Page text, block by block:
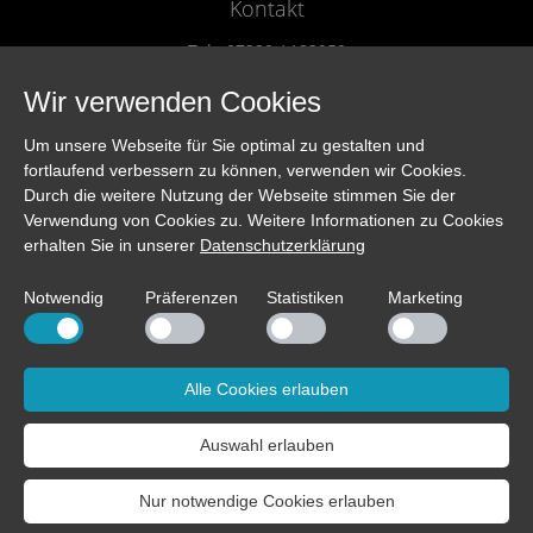
Wir verwenden Cookies
Um unsere Webseite für Sie optimal zu gestalten und
fortlaufend verbessern zu können, verwenden wir Cookies.
Durch die weitere Nutzung der Webseite stimmen Sie der
Verwendung von Cookies zu. Weitere Informationen zu Cookies
erhalten Sie in unserer Datenschutzerklärung
Notwendig Präferenzen Statistiken Marketing
Alle Cookies erlauben
Auswahl erlauben
Nur notwendige Cookies erlauben
Kontakt
Tel.: 07229 / 182950
info@sintron.de
Vertriebspartner
Länderliste
Händlerliste
Kontakt
Informationen
Impressum
Datenschutz
Sitemap